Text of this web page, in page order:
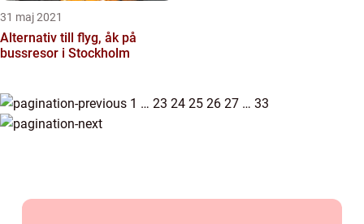
31 maj 2021
Alternativ till flyg, åk på
bussresor i Stockholm
1 … 23 24 25 26 27 … 33